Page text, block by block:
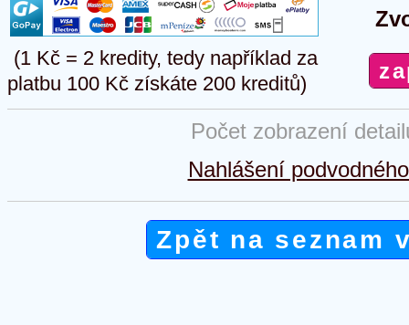
(1 Kč = 2 kredity, tedy například za
platbu 100 Kč získáte 200 kreditů)
Počet zobrazení
Nahlášení
Zpět na seznam